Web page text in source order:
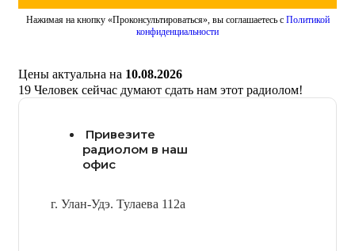
Нажимая на кнопку «Проконсультироваться», вы соглашаетесь с Политикой
конфиденциальности
Цены актуальна на 10.08.2026
19 Человек сейчас думают сдать нам этот радиолом!
Привезите
радиолом в наш
офис
г. Улан-Удэ. Тулаева 112а